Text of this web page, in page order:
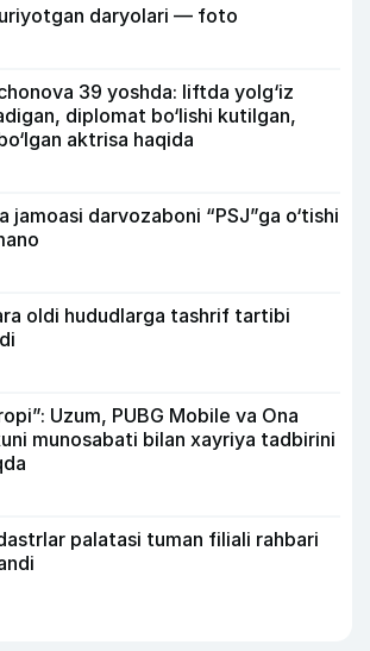
daryolari — foto
39 yoshda: liftda yolg‘iz
diplomat bo‘lishi kutilgan,
aktrisa haqida
jamoasi darvozaboni “PSJ”ga o‘tishi
oldi hududlarga tashrif tartibi
Uzum, PUBG Mobile va Ona
munosabati bilan xayriya tadbirini
palatasi tuman filiali rahbari